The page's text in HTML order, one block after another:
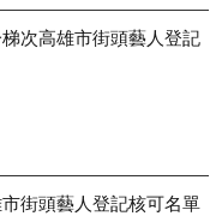
梯次高雄市街頭藝人登記
街頭藝人登記核可名單